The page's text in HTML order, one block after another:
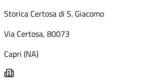
Mappa non disponibile
Storica Certosa di S. Giacomo
Via Certosa, 80073
Capri (NA)